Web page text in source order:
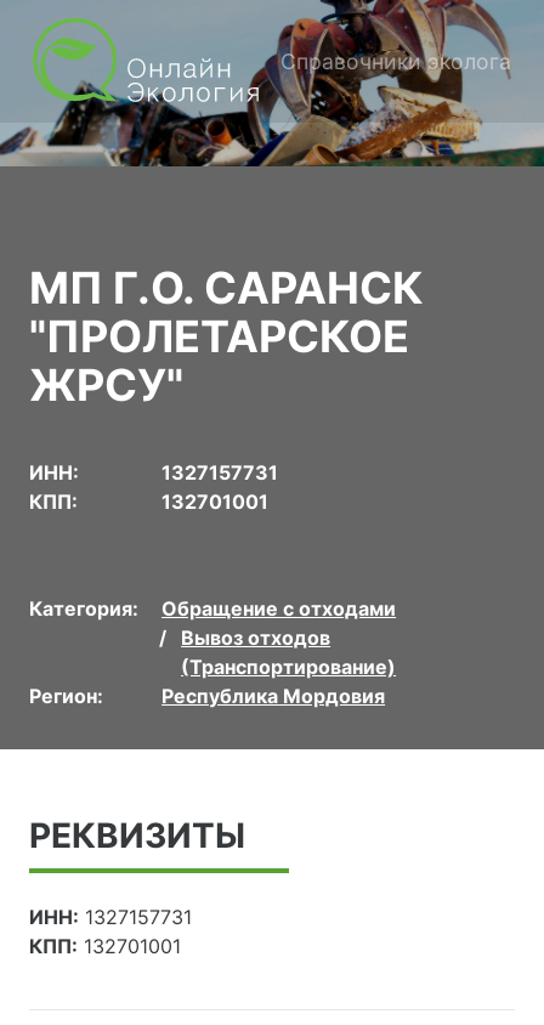
Справочники эколога
МП Г.О. САРАНСК
"ПРОЛЕТАРСКОЕ
ЖРСУ"
ИНН:
1327157731
КПП:
132701001
Категория:
Обращение с отходами
Вывоз отходов
(Транспортирование)
Регион:
Республика Мордовия
РЕКВИЗИТЫ
ИНН: 1327157731
КПП: 132701001